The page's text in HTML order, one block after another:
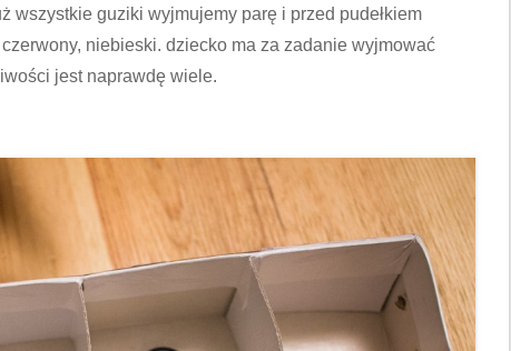
wszystkie guziki wyjmujemy parę i przed pudełkiem
czerwony, niebieski. dziecko ma za zadanie wyjmować
jest naprawdę wiele.